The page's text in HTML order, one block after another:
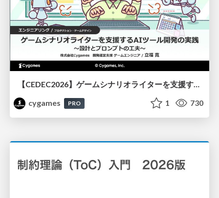
【CEDEC2026】ゲームシナリオライターを支援するAIツール開発の実践 ― 設計とプロンプトの工夫 ―
cygames
PRO 1 730